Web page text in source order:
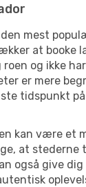
mest
at booke
og ikke
er mere
tidspunkt
kan være et
at stederne
også give